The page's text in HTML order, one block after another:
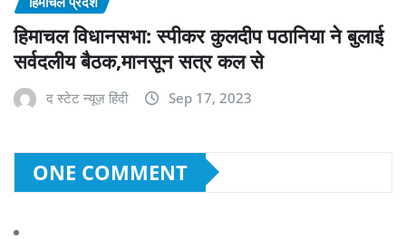
हिमाचल विधानसभा: स्पीकर कुलदीप पठानिया ने बुलाई
सर्वदलीय बैठक,मानसून सत्र कल से
द स्टेट न्यूज़ हिंदी Sep 17, 2023
ONE COMMENT